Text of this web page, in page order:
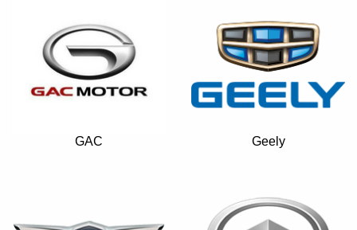
GAC Geely